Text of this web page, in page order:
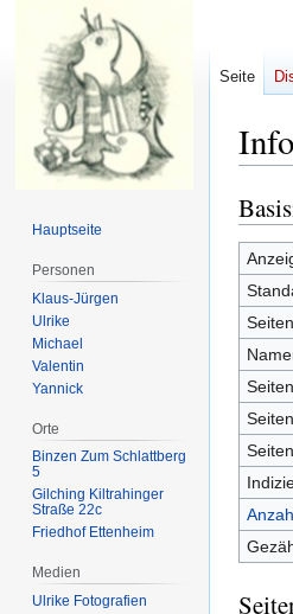
Zur
Zur
Suche
Seite
Hauptseite
Personen
Klaus-Jürgen
Ulrike
Michael
Valentin
Yannick
Orte
Binzen Zum Schlattberg
5
Gilching Kiltrahinger
Straße 22c
Friedhof Ettenheim
Medien
Ulrike Fotografien